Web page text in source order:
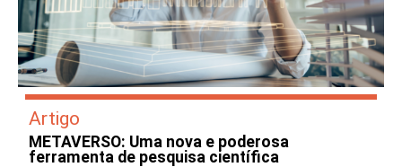
Artigo
METAVERSO: Uma nova e poderosa
ferramenta de pesquisa científica